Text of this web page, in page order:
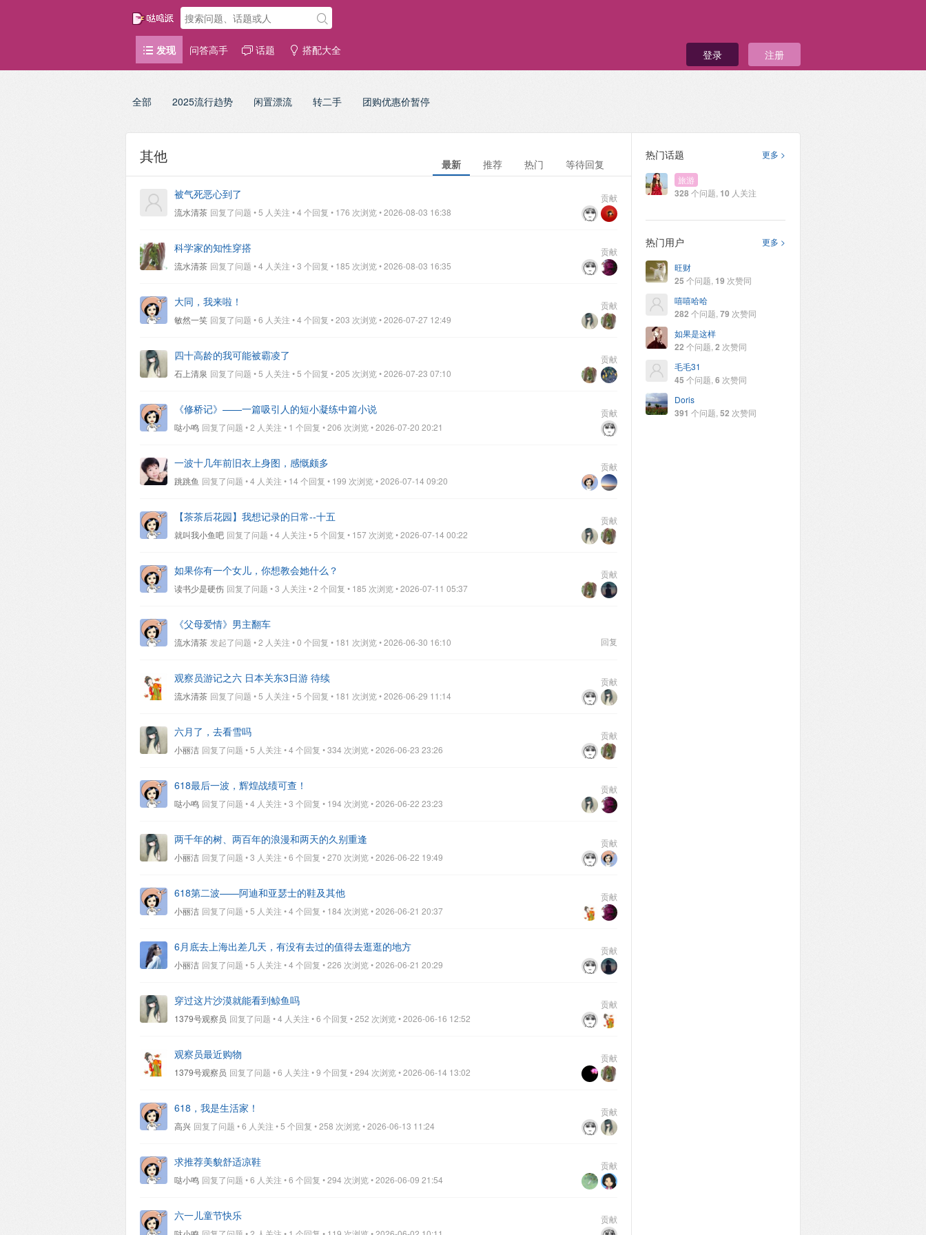
发现 问答高手 话题 搭配大全 登录 注册
全部 2025流行趋势 闲置漂流 转二手 团购优惠价暂停
等待回复
热门
推荐
最新
其他
被气死恶心到了
贡献
流水清茶 回复了问题 • 5 人关注 • 4 个回复 • 176 次浏览 • 2026-08-03 16:38
科学家的知性穿搭
贡献
流水清茶 回复了问题 • 4 人关注 • 3 个回复 • 185 次浏览 • 2026-08-03 16:35
大同，我来啦！
贡献
敏然一笑 回复了问题 • 6 人关注 • 4 个回复 • 203 次浏览 • 2026-07-27 12:49
四十高龄的我可能被霸凌了
贡献
石上清泉 回复了问题 • 5 人关注 • 5 个回复 • 205 次浏览 • 2026-07-23 07:10
《修桥记》——一篇吸引人的短小凝练中篇小说
贡献
哒小鸣 回复了问题 • 2 人关注 • 1 个回复 • 206 次浏览 • 2026-07-20 20:21
一波十几年前旧衣上身图，感慨颇多
贡献
跳跳鱼 回复了问题 • 4 人关注 • 14 个回复 • 199 次浏览 • 2026-07-14 09:20
【茶茶后花园】我想记录的日常--十五
贡献
就叫我小鱼吧 回复了问题 • 4 人关注 • 5 个回复 • 157 次浏览 • 2026-07-14 00:22
如果你有一个女儿，你想教会她什么？
贡献
读书少是硬伤 回复了问题 • 3 人关注 • 2 个回复 • 185 次浏览 • 2026-07-11 05:37
《父母爱情》男主翻车
回复
流水清茶 发起了问题 • 2 人关注 • 0 个回复 • 181 次浏览 • 2026-06-30 16:10
观察员游记之六 日本关东3日游 待续
贡献
流水清茶 回复了问题 • 5 人关注 • 5 个回复 • 181 次浏览 • 2026-06-29 11:14
六月了，去看雪吗
贡献
小丽洁 回复了问题 • 5 人关注 • 4 个回复 • 334 次浏览 • 2026-06-23 23:26
618最后一波，辉煌战绩可查！
贡献
哒小鸣 回复了问题 • 4 人关注 • 3 个回复 • 194 次浏览 • 2026-06-22 23:23
两千年的树、两百年的浪漫和两天的久别重逢
贡献
小丽洁 回复了问题 • 3 人关注 • 6 个回复 • 270 次浏览 • 2026-06-22 19:49
618第二波——阿迪和亚瑟士的鞋及其他
贡献
小丽洁 回复了问题 • 5 人关注 • 4 个回复 • 184 次浏览 • 2026-06-21 20:37
6月底去上海出差几天，有没有去过的值得去逛逛的地方
贡献
小丽洁 回复了问题 • 5 人关注 • 4 个回复 • 226 次浏览 • 2026-06-21 20:29
穿过这片沙漠就能看到鲸鱼吗
贡献
1379号观察员 回复了问题 • 4 人关注 • 6 个回复 • 252 次浏览 • 2026-06-16 12:52
观察员最近购物
贡献
1379号观察员 回复了问题 • 6 人关注 • 9 个回复 • 294 次浏览 • 2026-06-14 13:02
618，我是生活家！
贡献
高兴 回复了问题 • 6 人关注 • 5 个回复 • 258 次浏览 • 2026-06-13 11:24
求推荐美貌舒适凉鞋
贡献
哒小鸣 回复了问题 • 6 人关注 • 6 个回复 • 294 次浏览 • 2026-06-09 21:54
六一儿童节快乐
贡献
更多 >
热门话题
旅游
328个问题, 10 人关注
更多 >
热门用户
旺财
25 个问题, 19 次赞同
嘻嘻哈哈
282 个问题, 79 次赞同
如果是这样
22 个问题, 2 次赞同
毛毛31
45 个问题, 6 次赞同
Doris
391 个问题, 52 次赞同